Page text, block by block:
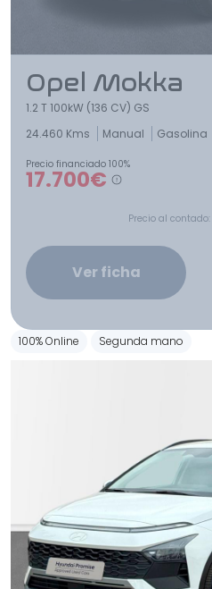
Opel Mokka
1.2 T 100kW (136 CV) GS
24.460 Kms
Manual Gasolina
Precio financiado 100%
17.700€
Precio al contado:
Ver ficha
100% Online Segunda mano